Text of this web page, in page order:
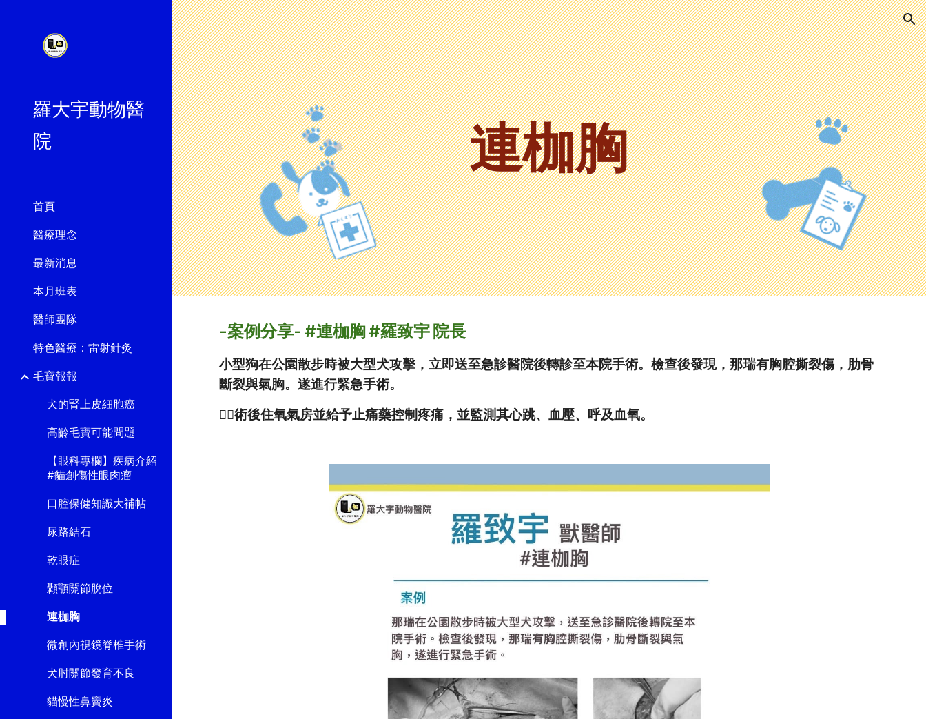
Skip to main content Skip to navigation
羅大宇動物醫
院
首頁
醫療理念
最新消息
本月班表
醫師團隊
特色醫療：雷射針灸
毛寶報報
犬的腎上皮細胞癌
高齡毛寶可能問題
【眼科專欄】疾病介紹
#貓創傷性眼肉瘤
口腔保健知識大補帖
尿路結石
乾眼症
顳顎關節脫位
連枷胸
微創內視鏡脊椎手術
犬肘關節發育不良
貓慢性鼻竇炎
連枷胸
-案例分享- #連枷胸 #羅致宇 院長
小型狗在公園散步時被大型犬攻擊，立即送至急診醫院後轉診至本院手術。檢查後發現，那瑞有胸腔撕裂傷，肋骨
斷裂與氣胸。遂進行緊急手術。
👉🏻術後住氧氣房並給予止痛藥控制疼痛，並監測其心跳、血壓、呼及血氧。